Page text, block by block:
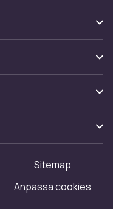
Sitemap
Anpassa cookies